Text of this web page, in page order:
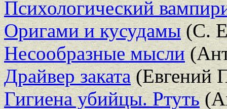
Психологический
Оригами и кусудамы(С.
Несообразные мысли
Драйвер заката(Евгений
Гигиена убийцы. Ртуть